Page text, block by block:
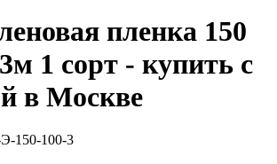
пленка 150
1 сорт - купить с
в Москве
150-100-3